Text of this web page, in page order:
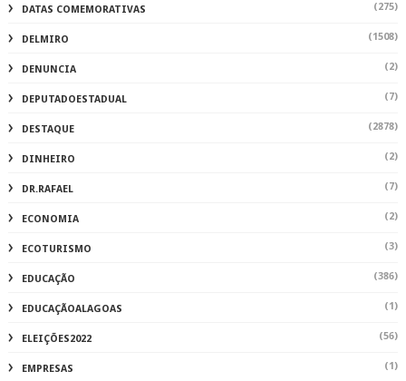
DATAS COMEMORATIVAS (275)
DELMIRO (1508)
DENUNCIA (2)
DEPUTADOESTADUAL (7)
DESTAQUE (2878)
DINHEIRO (2)
DR.RAFAEL (7)
ECONOMIA (2)
ECOTURISMO (3)
EDUCAÇÃO (386)
EDUCAÇÃOALAGOAS (1)
ELEIÇÕES2022 (56)
EMPRESAS (1)